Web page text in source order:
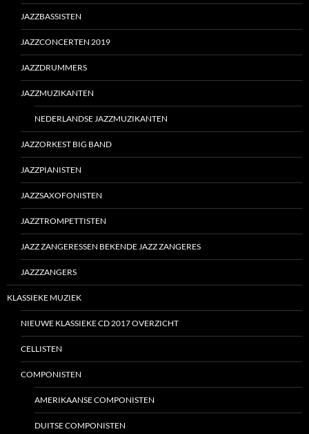
JAZZBASSISTEN
JAZZCONCERTEN 2019
JAZZDRUMMERS
JAZZMUZIKANTEN
NEDERLANDSE JAZZMUZIKANTEN
JAZZORKEST BIG BAND
JAZZPIANISTEN
JAZZSAXOFONISTEN
JAZZTROMPETTISTEN
JAZZ ZANGERESSEN BEKENDE JAZZ ZANGERES
JAZZZANGERS
KLASSIEKE MUZIEK
NIEUWE KLASSIEKE CD 2017 OVERZICHT
CELLISTEN
COMPONISTEN
AMERIKAANSE COMPONISTEN
DUITSE COMPONISTEN